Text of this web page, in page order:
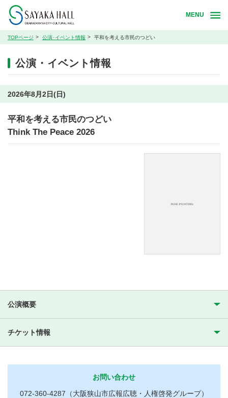
MENU
TOPページ 公演･イベント情報 平和を考える市民のつどい
公演・イベント情報
2026年8月2日(日)
平和を考える市民のつどい
Think The Peace 2026
公演概要
チケット情報
お問い合わせ
072-360-4287（大阪狭山市広報広聴・人権啓発グループ）